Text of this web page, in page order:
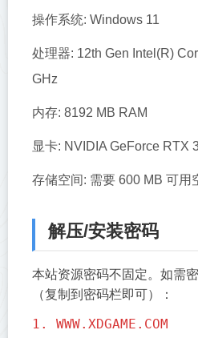
操作系统: Windows 11
处理器: 12th Gen Intel(R)
GHz
内存: 8192 MB RAM
显卡: NVIDIA GeForce RTX
存储空间: 需要 600 MB 可用
解压/安装密码
本站资源密码不固定。如需
（复制到密码栏即可）：
1. WWW.XDGAME.COM